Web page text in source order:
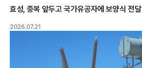
효성, 중복 앞두고 국가유공자에 보양식 전달
2026.07.21